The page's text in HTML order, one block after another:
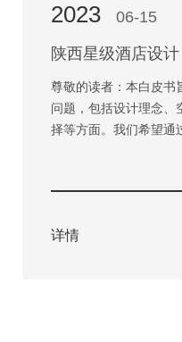
2023 06-15
陕西星级酒店设计
尊敬的读者：本白皮书
问题，包括设计理念、
择等方面。我们希望通
详情